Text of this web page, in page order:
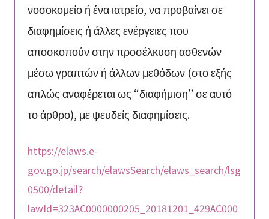
νοσοκομείο ή ένα ιατρείο, να προβαίνει σε
διαφημίσεις ή άλλες ενέργειες που
αποσκοπούν στην προσέλκυση ασθενών
μέσω γραπτών ή άλλων μεθόδων (στο εξής
απλώς αναφέρεται ως “διαφήμιση” σε αυτό
το άρθρο), με ψευδείς διαφημίσεις.
https://elaws.e-
gov.go.jp/search/elawsSearch/elaws_search/lsg
0500/detail?
lawId=323AC0000000205_20181201_429AC000